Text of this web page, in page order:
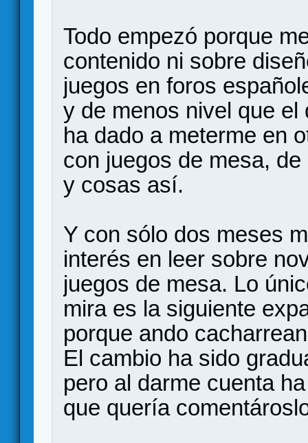
Todo empezó porque
contenido ni sobre
juegos en foros
y de menos nivel que
ha dado a meterme en
con juegos de mesa,
y cosas así.
Y con sólo dos meses
interés en leer sobre
juegos de mesa. Lo
mira es la siguiente
porque ando
El cambio ha sido
pero al darme cuenta
que quería